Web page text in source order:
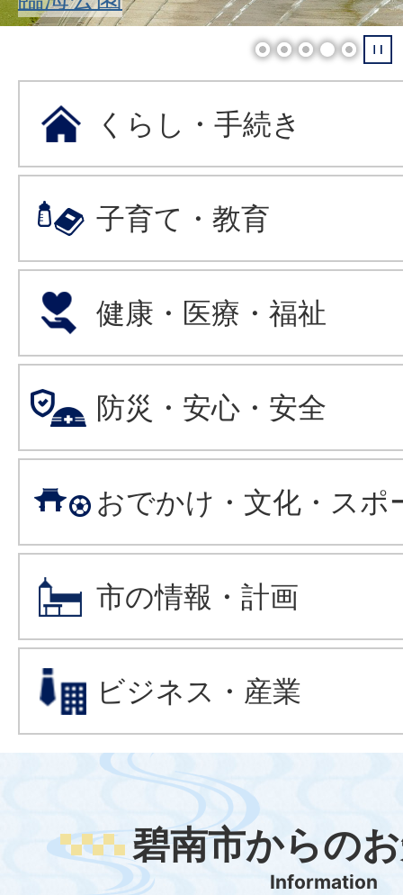
1 2 345
くらし・手続き
子育て・教育
健康・医療・福祉
防災・安心・安全
おでかけ・文化・スポ
市の情報・計画
ビジネス・産業
碧南市からの
Information